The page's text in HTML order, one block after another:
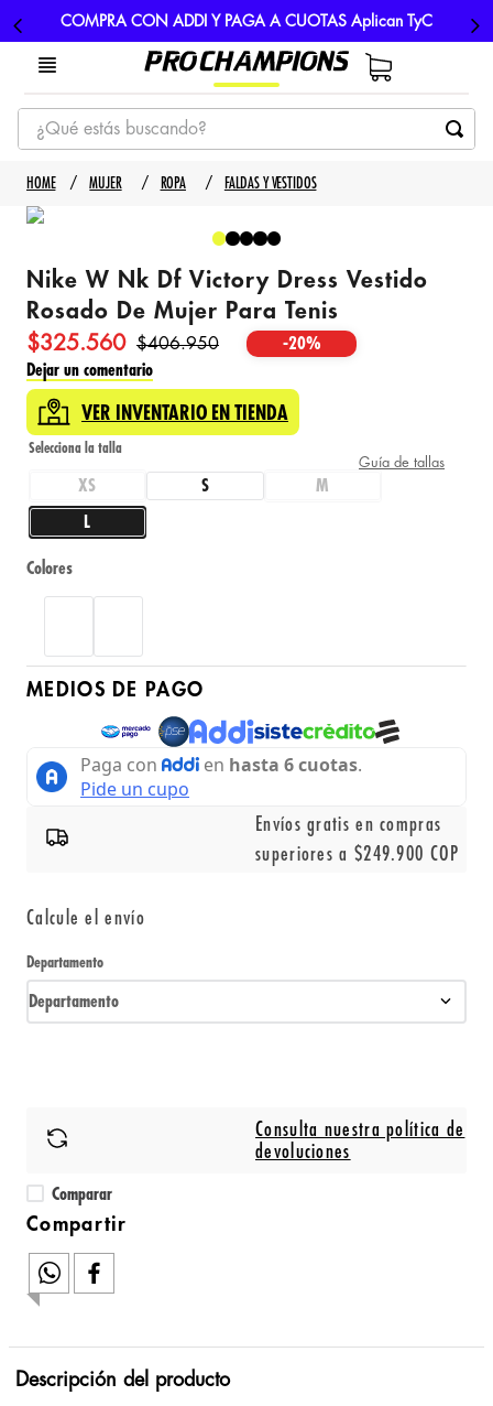
COMPRA CON ADDI Y PAGA A CUOTAS Aplican TyC
¿Qué estás buscando?
TÉRMINOS MÁS BUSCADOS
1
3. nike
4. guayos
5
MUJER ROPA FALDAS Y VESTIDOS
Nike W Nk Df Victory Dress Vestido
Rosado De Mujer Para Tenis
$325.560 $406.950 -20%
Dejar un comentario
VER INVENTARIO EN TIENDA
Guía de tallas
XS S M
L
Colores
MEDIOS DE PAGO
Envíos gratis en compras
superiores a $249.900 COP
Calcule el envío
Departamento
Departamento
Consulta nuestra política de
devoluciones
Comparar
Descripción del producto